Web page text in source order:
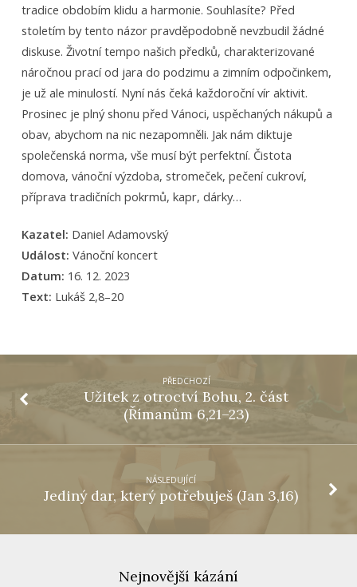
tradice obdobím klidu a harmonie. Souhlasíte? Před
stoletím by tento názor pravděpodobně nevzbudil žádné
diskuse. Životní tempo našich předků, charakterizované
náročnou prací od jara do podzimu a zimním odpočinkem,
je už ale minulostí. Nyní nás čeká každoroční vír aktivit.
Prosinec je plný shonu před Vánoci, uspěchaných nákupů a
obav, abychom na nic nezapomněli. Jak nám diktuje
společenská norma, vše musí být perfektní. Čistota
domova, vánoční výzdoba, stromeček, pečení cukroví,
příprava tradičních pokrmů, kapr, dárky…
Kazatel: Daniel Adamovský
Událost: Vánoční koncert
Datum: 16. 12. 2023
Text: Lukáš 2,8–20
PŘEDCHOZÍ
Užitek z otroctví Bohu, 2. část
(Římanům 6,21–23)
NÁSLEDUJÍCÍ
Jediný dar, který potřebuješ (Jan 3,16)
Nejnovější kázání